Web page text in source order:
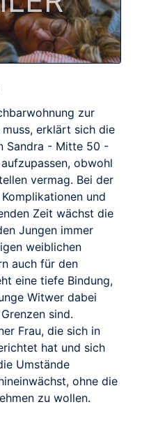
zur
erklärt sich die
Sandra - Mitte 50 -
obwohl
vermag. Bei der
und
Zeit wächst die
Jungen immer
weiblichen
auch für den
eine tiefe Bindung,
Witwer dabei
sind.
Frau, die sich in
hat und sich
Umstände
ohne die
zu wollen.